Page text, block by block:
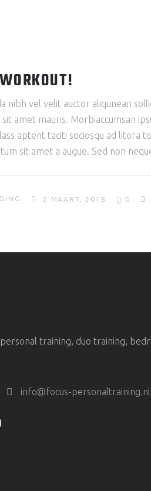
nibh vel velit auctor aliqunean
amet mauris. Morbiaccumsan
aptent taciti sociosqu ad litora
sit amet a augue. Sed non
2 MAART, 2018 0
training, duo training,
info@focus-personaltraining.nl